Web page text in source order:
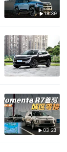
18:39
03:23